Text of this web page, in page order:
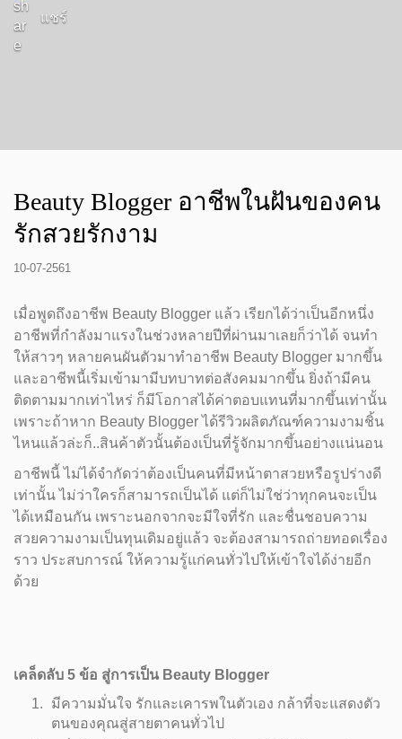
แชร์
Beauty Blogger อาชีพในฝันของคน
รักสวยรักงาม
10-07-2561
เมื่อพูดถึงอาชีพ Beauty Blogger แล้ว เรียกได้ว่าเป็นอีกหนึ่ง
อาชีพที่กำลังมาแรงในช่วงหลายปีที่ผ่านมาเลยก็ว่าได้ จนทำ
ให้สาวๆ หลายคนผันตัวมาทำอาชีพ Beauty Blogger มากขึ้น
และอาชีพนี้เริ่มเข้ามามีบทบาทต่อสังคมมากขึ้น ยิ่งถ้ามีคน
ติดตามมากเท่าไหร่ ก็มีโอกาสได้ค่าตอบแทนที่มากขึ้นเท่านั้น
เพราะถ้าหาก Beauty Blogger ได้รีวิวผลิตภัณฑ์ความงามชิ้น
ไหนแล้วล่ะก็..สินค้าตัวนั้นต้องเป็นที่รู้จักมากขึ้นอย่างแน่นอน
อาชีพนี้ ไม่ได้จำกัดว่าต้องเป็นคนที่มีหน้าตาสวยหรือรูปร่างดี
เท่านั้น ไม่ว่าใครก็สามารถเป็นได้ แต่ก็ไม่ใช่ว่าทุกคนจะเป็น
ได้เหมือนกัน เพราะนอกจากจะมีใจที่รัก และชื่นชอบความ
สวยความงามเป็นทุนเดิมอยู่แล้ว จะต้องสามารถถ่ายทอดเรื่อง
ราว ประสบการณ์ ให้ความรู้แก่คนทั่วไปให้เข้าใจได้ง่ายอีก
ด้วย
เคล็ดลับ 5 ข้อ สู่การเป็น Beauty Blogger
มีความมั่นใจ รักและเคารพในตัวเอง กล้าที่จะแสดงตัว
ตนของคุณสู่สายตาคนทั่วไป